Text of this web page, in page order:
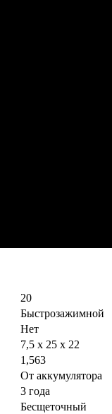
20
Быстрозажимной
Нет
7,5 х 25 х 22
1,563
От аккумулятора
3 года
Бесщеточный